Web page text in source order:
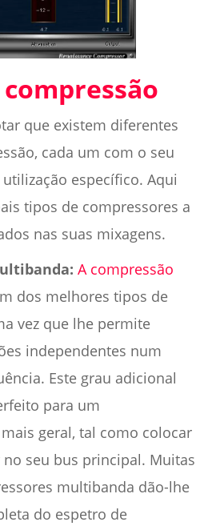
que existem diferentes
cada um com o seu
específico. Aqui
tipos de compressores a
nas suas mixagens.
A compressão
dos melhores tipos de
vez que lhe permite
independentes num
Este grau adicional
para um
geral, tal como colocar
seu bus principal. Muitas
multibanda dão-lhe
do espetro de